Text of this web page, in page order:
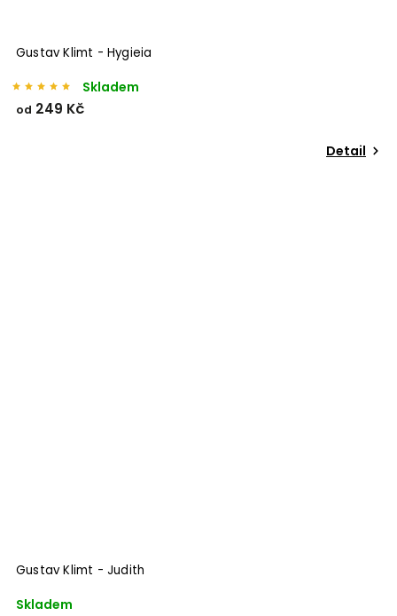
Gustav Klimt - Hygieia
Skladem
od 249 Kč
Detail
Gustav Klimt - Judith
Skladem